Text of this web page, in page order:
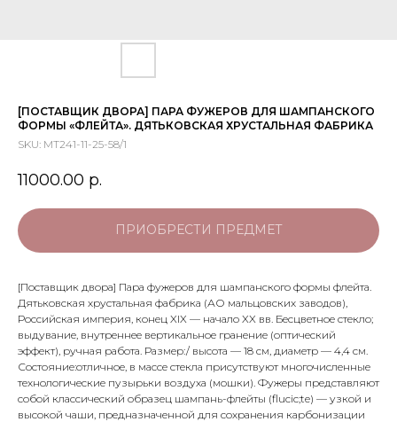
[ПОСТАВЩИК ДВОРА] ПАРА ФУЖЕРОВ ДЛЯ ШАМПАНСКОГО
ФОРМЫ «ФЛЕЙТА». ДЯТЬКОВСКАЯ ХРУСТАЛЬНАЯ ФАБРИКА
SKU: МТ241-11-25-58/1
11000.00 р.
ПРИОБРЕСТИ ПРЕДМЕТ
[Поставщик двора] Пара фужеров для шампанского формы флейта.
Дятьковская хрустальная фабрика (АО мальцовских заводов),
Российская империя, конец XIX — начало XX вв. Бесцветное стекло;
выдувание, внутреннее вертикальное гранение (оптический
эффект), ручная работа. Размер:/ высота — 18 см, диаметр — 4,4 см.
Состояние:отличное, в массе стекла присутствуют многочисленные
технологические пузырьки воздуха (мошки). Фужеры представляют
собой классический образец шампань-флейты (flucic;te) — узкой и
высокой чаши, предназначенной для сохранения карбонизации